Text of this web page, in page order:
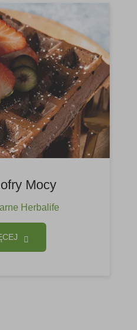
Mocy
Herbalife